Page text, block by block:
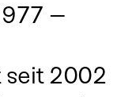
–
seit 2002